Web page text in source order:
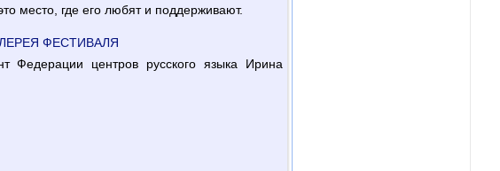
место, где его любят и поддерживают.
ФЕСТИВАЛЯ
Федерации центров русского языка Ирина